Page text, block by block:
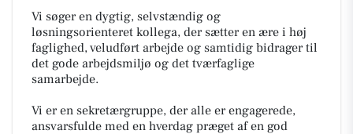
Vi søger en dygtig, selvstændig og
løsningsorienteret kollega, der sætter en ære i høj
faglighed, veludført arbejde og samtidig bidrager til
det gode arbejdsmiljø og det tværfaglige
samarbejde.
Vi er en sekretærgruppe, der alle er engagerede,
ansvarsfulde med en hverdag præget af en god